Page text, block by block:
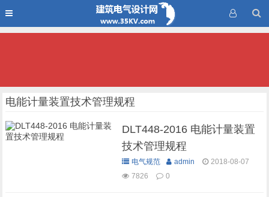
电能计量装置技术管理规程
DLT448-2016 电能计量装置
技术管理规程
电气规范 admin
2018-08-07
7826
0